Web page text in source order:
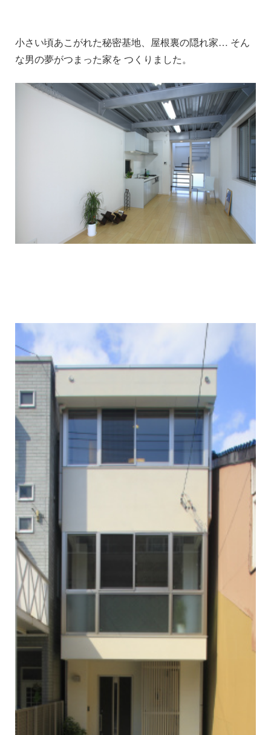
小さい頃あこがれた秘密基地、屋根裏の隠れ家… そん
な男の夢がつまった家を つくりました。